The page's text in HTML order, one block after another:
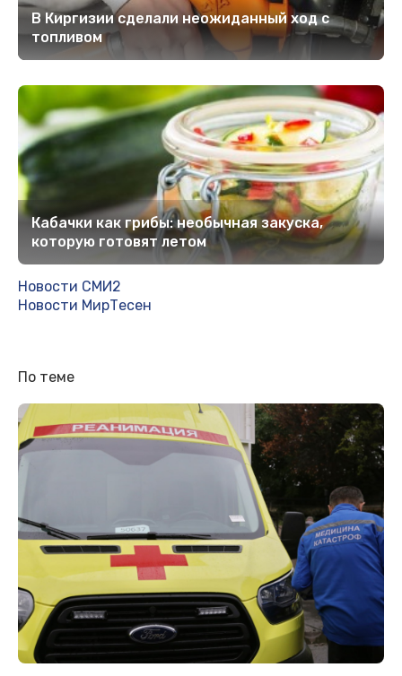
В Киргизии сделали неожиданный ход с
топливом
Кабачки как грибы: необычная закуска,
которую готовят летом
Новости СМИ2
Новости МирТесен
По теме